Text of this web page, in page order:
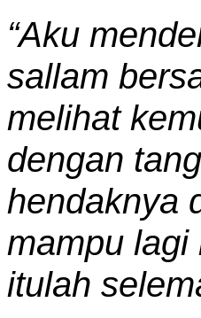
“Aku
sallam
melihat
dengan
hendaknya
mampu
itulah